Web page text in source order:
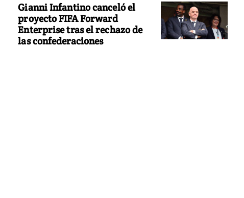
Gianni Infantino canceló el
proyecto FIFA Forward
Enterprise tras el rechazo de
las confederaciones